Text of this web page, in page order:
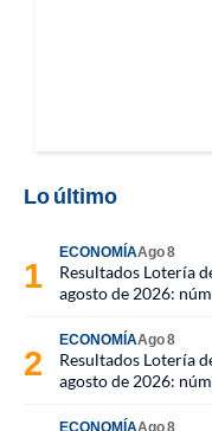
Lo último
ECONOMÍAAgo 8
Resultados Lotería
agosto de 2026:
ECONOMÍAAgo 8
Resultados Lotería
agosto de 2026:
ECONOMÍAAgo 8